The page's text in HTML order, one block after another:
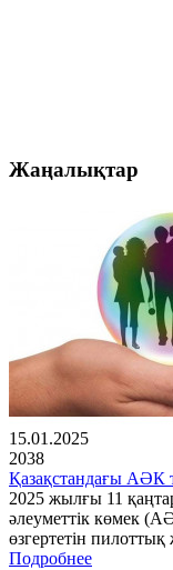
Жаңалықтар
15.01.2025
2038
Қазақстандағы АӘК
2025 жылғы 11
әлеуметтік көмек
өзгертетін
Подробнее